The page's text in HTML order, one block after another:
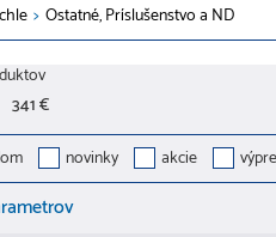
> Ostatné, Príslušenstvo a ND
341 €
novinky akcie